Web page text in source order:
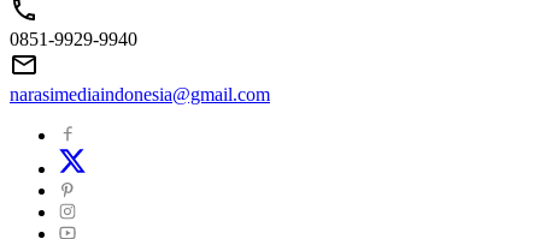
0851-9929-9940
narasimediaindonesia@gmail.com